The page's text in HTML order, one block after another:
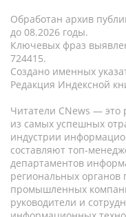
Обработан архив
до 08.2026 годы.
Ключевых фраз
724415.
Создано именных
Редакция Индексной
Читатели CNews — это
из самых успешных
индустрии
составляют топ-
департаментов
региональных органов
промышленных
руководители и